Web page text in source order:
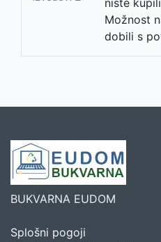
Možnost
dobili s
BUKVARNA EUDOM
Splošni pogoji